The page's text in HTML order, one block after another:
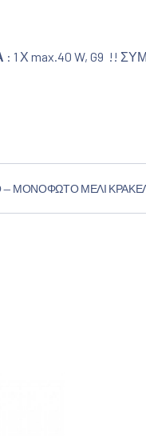
: 1 Χ max.40 W, G9 !!
ΜΟΝΌΦΩΤΟ ΜΕΛΊ